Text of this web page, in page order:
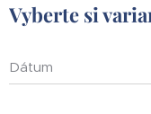
Vyberte si
Dátum